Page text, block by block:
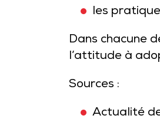
les
Dans chacune
l’attitude à
Sources :
Actualité